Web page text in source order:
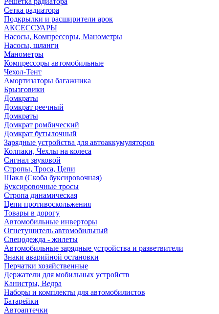
Сетка радиатора
Подкрылки и расширители арок
АКСЕССУАРЫ
Насосы, Компрессоры, Манометры
Насосы, шланги
Манометры
Компрессоры автомобильные
Чехол-Тент
Амортизаторы багажника
Брызговики
Домкраты
Домкрат реечный
Домкраты
Домкрат ромбический
Домкрат бутылочный
Зарядные устройства для автоаккумуляторов
Колпаки, Чехлы на колеса
Сигнал звуковой
Стропы, Троса, Цепи
Шакл (Скоба буксировочная)
Буксировочные тросы
Стропа динамическая
Цепи противоскольжения
Товары в дорогу
Автомобильные инверторы
Огнетушитель автомобильный
Спецодежда - жилеты
Автомобильные зарядные устройства и разветвители
Знаки аварийной остановки
Перчатки хозяйственные
Держатели для мобильных устройств
Канистры, Ведра
Наборы и комплекты для автомобилистов
Батарейки
Автоаптечки